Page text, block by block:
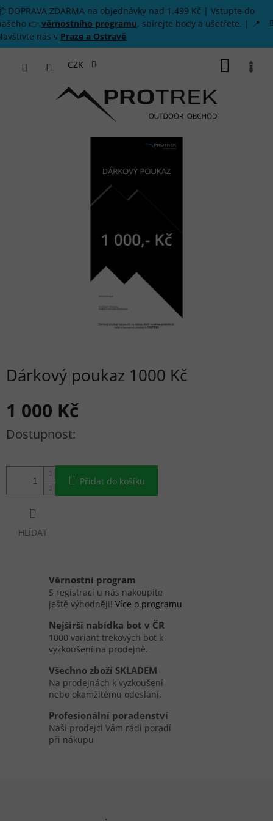
Přejít na obsah
DOPRAVA ZDARMA na objednávky nad 1.499 Kč | Vstupte do
👉 věrnostního programu, sbírejte body a ušetřete. | 📍
nás v Praze a Ostravě
CZK
Dárkový poukaz 1000 Kč
1 000 Kč
Měrná cena:
Přidat do košíku
HLÍDAT
Věrnostní program
S registrací u nás nakoupíte
ještě výhodněji! Více o programu
Nejširší nabídka bot v ČR
1000 variant trekových bot k
vyzkoušení na prodejně.
Všechno zboží SKLADEM
Na prodejnách k vyzkoušení
nebo okamžitému odeslání.
Profesionální poradenství
Naši prodejci Vám rádi poradí
při nákupu